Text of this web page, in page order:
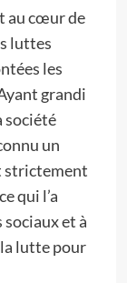
au cœur de
luttes
les
grandi
société
un
strictement
qui l’a
et à
lutte pour